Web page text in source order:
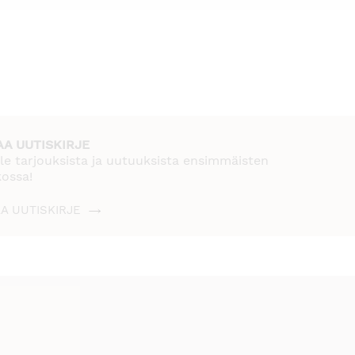
UUTISKIRJE
tarjouksista ja uutuuksista ensimmäisten
UUTISKIRJE